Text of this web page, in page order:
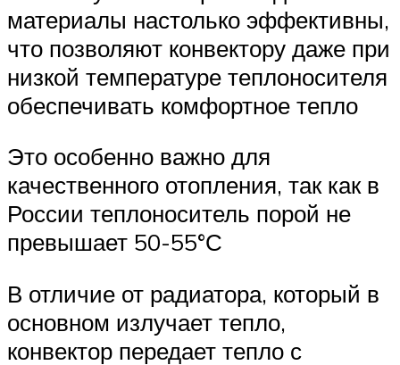
материалы настолько эффективны,
что позволяют конвектору даже при
низкой температуре теплоносителя
обеспечивать комфортное тепло
Это особенно важно для
качественного отопления, так как в
России теплоноситель порой не
превышает 50-55°С
В отличие от радиатора, который в
основном излучает тепло,
конвектор передает тепло с